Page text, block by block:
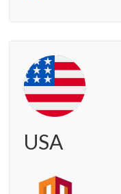
USA